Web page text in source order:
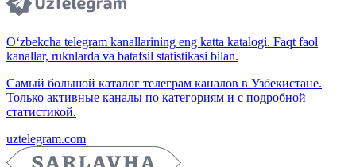
O‘zbekcha telegram kanallarining eng katta katalogi. Faqt faol
kanallar, ruknlarda va batafsil statistikasi bilan.
Самый большой каталог телеграм каналов в Узбекистане.
Только активные каналы по категориям и с подробной
статистикой.
uztelegram.com